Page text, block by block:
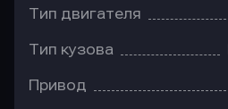
Тип двигателя
Тип кузова
Привод